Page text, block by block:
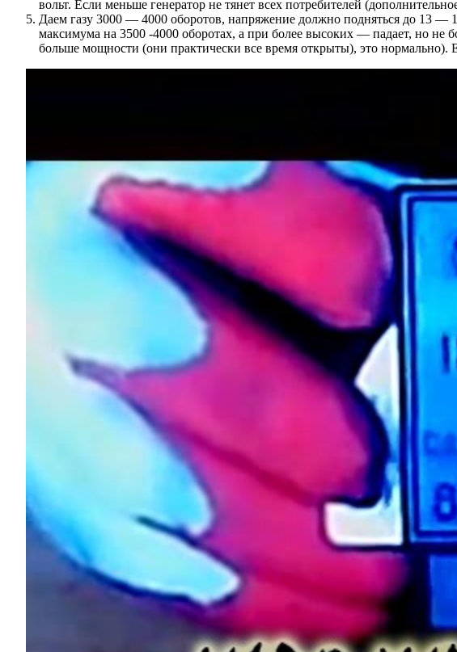
вольт. Если меньше генератор не тянет всех потребителей
Даем газу 3000 — 4000 оборотов, напряжение должно подняться до 13
максимума на 3500 -4000 оборотах, а при более высоких — падает, но не
больше мощности (они практически все время открыты), это нормально).